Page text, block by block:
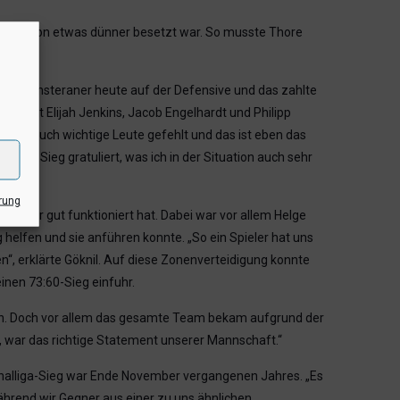
etwas dünner besetzt war. So musste Thore
Münsteraner heute auf der Defensive und das zahlte
mit Elijah Jenkins, Jacob Engelhardt und Philipp
auch wichtige Leute gefehlt und das ist eben das
Sieg gratuliert, was ich in der Situation auch sehr
gut funktioniert hat. Dabei war vor allem Helge
und sie anführen konnte. „So ein Spieler hat uns
erklärte Göknil. Auf diese Zonenverteidigung konnte
73:60-Sieg einfuhr.
Doch vor allem das gesamte Team bekam aufgrund der
war das richtige Statement unserer Mannschaft.“
Sieg war Ende November vergangenen Jahres. „Es